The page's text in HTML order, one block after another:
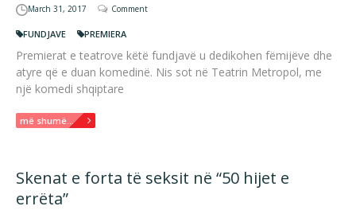
March 31, 2017 Comment
FUNDJAVE PREMIERA
Premierat e teatrove këtë fundjavë u dedikohen fëmijëve dhe
atyre që e duan komedinë. Nis sot në Teatrin Metropol, me
një komedi shqiptare
më shumë...
Skenat e forta të seksit në “50 hijet e
errëta”